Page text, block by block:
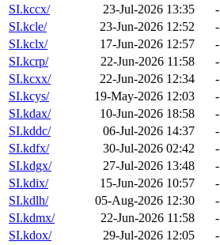
SI.kccx/
23-Jul-2026 13:35
-
SI.kcle/
23-Jun-2026 12:52
-
SI.kclx/
17-Jun-2026 12:57
-
SI.kcrp/
22-Jun-2026 11:58
-
SI.kcxx/
22-Jun-2026 12:34
-
SI.kcys/
19-May-2026 12:03
-
SI.kdax/
10-Jun-2026 18:58
-
SI.kddc/
06-Jul-2026 14:37
-
SI.kdfx/
30-Jul-2026 02:42
-
SI.kdgx/
27-Jul-2026 13:48
-
SI.kdix/
15-Jun-2026 10:57
-
SI.kdlh/
05-Aug-2026 12:30
-
SI.kdmx/
22-Jun-2026 11:58
-
SI.kdox/
29-Jul-2026 12:05
-